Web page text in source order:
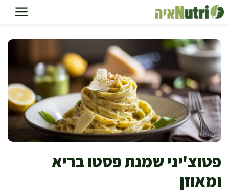
לדלג
לתוכן
פטוצ'יני שמנת פסטו בריא
ומאוזן